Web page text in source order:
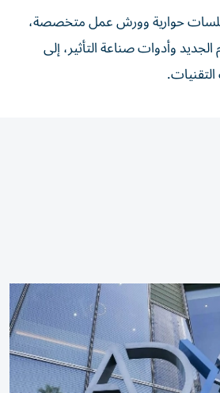
حوارية وورش عمل متخصصة،
وأدوات صناعة التأثير، إلى